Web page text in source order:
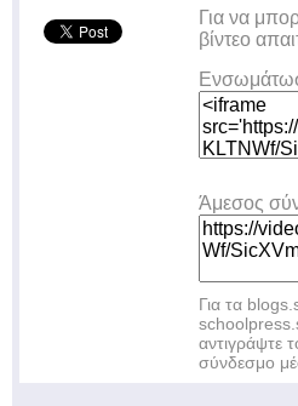
Για να
βίντεο
Άμεσος
Για τα
αντιγράψτε
σύνδεσμο